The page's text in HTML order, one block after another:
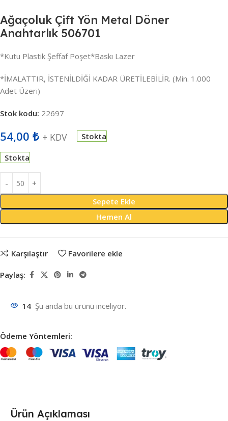
Ağaçoluk Çift Yön Metal Döner
Anahtarlık 506701
*Kutu Plastik Şeffaf Poşet*Baskı Lazer
*İMALATTIR, İSTENİLDİĞİ KADAR ÜRETİLEBİLİR. (Min. 1.000
Adet Üzeri)
Stok kodu: 22697
54,00 ₺ + KDV Stokta
Stokta
Sepete Ekle
Hemen Al
Karşılaştır Favorilere ekle
Paylaş:
14 Şu anda bu ürünü inceliyor.
Ödeme Yöntemleri:
Ürün Açıklaması